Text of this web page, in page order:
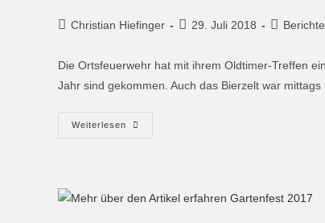
Christian Hiefinger 29. Juli 2018
Die Ortsfeuerwehr hat mit ihrem Oldtimer-Treffen
Jahr sind gekommen. Auch das Bierzelt war
Weiterlesen